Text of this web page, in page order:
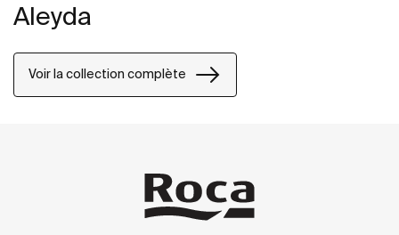
Aleyda
Voir la collection complète